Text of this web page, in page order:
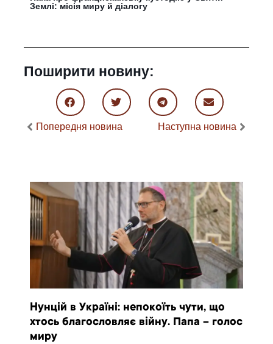
Землі: місія миру й діалогу
Поширити новину:
Попередня новина Наступна новина
Нунцій в Україні: непокоїть чути, що
хтось благословляє війну. Папа – голос
миру